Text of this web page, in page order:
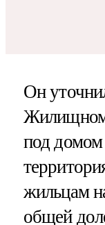
Он
под
жильцам
общей